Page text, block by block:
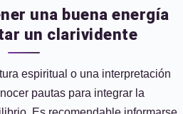
una buena energía
un clarividente
espiritual o una interpretación
pautas para integrar la